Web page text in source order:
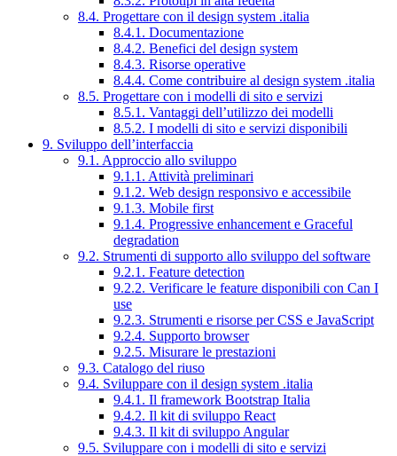
8.4. Progettare con il design system .italia
8.4.1. Documentazione
8.4.2. Benefici del design system
8.4.3. Risorse operative
8.4.4. Come contribuire al design system .italia
8.5. Progettare con i modelli di sito e servizi
8.5.1. Vantaggi dell’utilizzo dei modelli
8.5.2. I modelli di sito e servizi disponibili
9. Sviluppo dell’interfaccia
9.1. Approccio allo sviluppo
9.1.1. Attività preliminari
9.1.2. Web design responsivo e accessibile
9.1.3. Mobile first
9.1.4. Progressive enhancement e Graceful
degradation
9.2. Strumenti di supporto allo sviluppo del software
9.2.1. Feature detection
9.2.2. Verificare le feature disponibili con Can I
use
9.2.3. Strumenti e risorse per CSS e JavaScript
9.2.4. Supporto browser
9.2.5. Misurare le prestazioni
9.3. Catalogo del riuso
9.4. Sviluppare con il design system .italia
9.4.1. Il framework Bootstrap Italia
9.4.2. Il kit di sviluppo React
9.4.3. Il kit di sviluppo Angular
9.5. Sviluppare con i modelli di sito e servizi